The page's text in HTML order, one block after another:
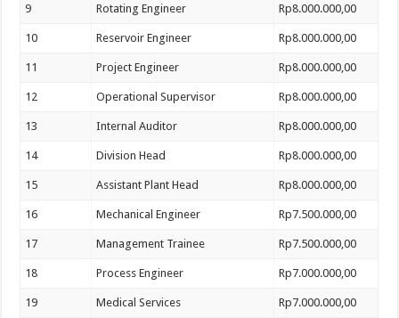
9 Rotating Engineer Rp8.000.000,00
10 Reservoir Engineer Rp8.000.000,00
11 Project Engineer Rp8.000.000,00
12 Operational Supervisor Rp8.000.000,00
13 Internal Auditor Rp8.000.000,00
14 Division Head Rp8.000.000,00
15 Assistant Plant Head Rp8.000.000,00
16 Mechanical Engineer Rp7.500.000,00
17 Management Trainee Rp7.500.000,00
18 Process Engineer Rp7.000.000,00
19 Medical Services Rp7.000.000,00